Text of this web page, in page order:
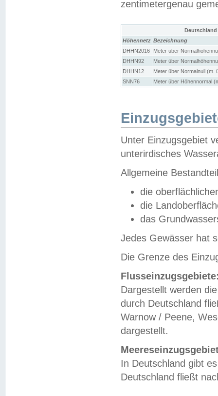
zentimetergenau
Höhennetz Bezeichnung
DHHN2016
Meter über
DHHN92
Meter über
DHHN12
Meter über Normalnull (m.
SNN76
Meter über Höhennormal
Unter Einzugsgebiet
unterirdisches
Allgemeine
die
die
das
Jedes Gewässer hat
Die Grenze des
Dargestellt werden
durch Deutschland
Warnow / Peene,
dargestellt.
In Deutschland gibt
Deutschland fließt